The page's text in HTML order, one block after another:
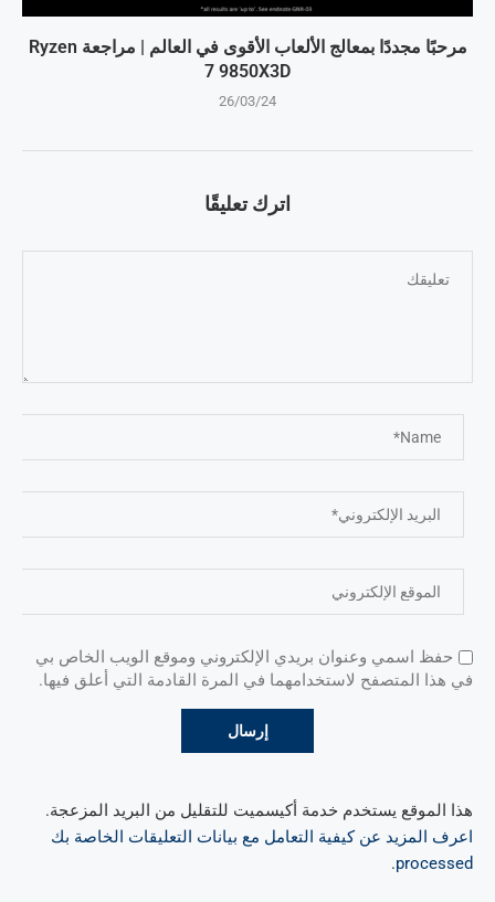
مرحبًا مجددًا بمعالج الألعاب الأقوى في العالم | مراجعة Ryzen
7 9850X3D
26/03/24
اترك تعليقًا
حفظ اسمي وعنوان بريدي الإلكتروني وموقع الويب الخاص بي
في هذا المتصفح لاستخدامهما في المرة القادمة التي أعلق فيها.
هذا الموقع يستخدم خدمة أكيسميت للتقليل من البريد المزعجة.
اعرف المزيد عن كيفية التعامل مع بيانات التعليقات الخاصة بك
processed
.